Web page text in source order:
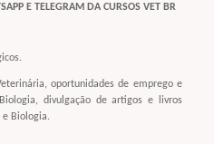
E TELEGRAM DA CURSOS VET BR
oportunidades de emprego e
divulgação de artigos e livros
Biologia.